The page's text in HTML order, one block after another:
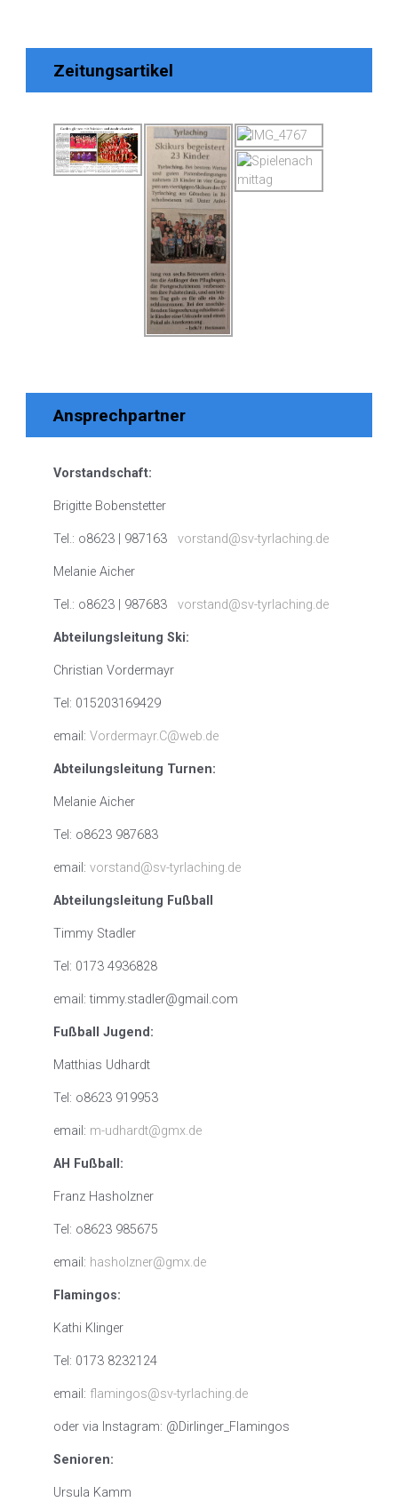
Zeitungsartikel
Ansprechpartner
Vorstandschaft:
Brigitte Bobenstetter
Tel.: o8623 | 987163 vorstand@sv-tyrlaching.de
Melanie Aicher
Tel.: o8623 | 987683 vorstand@sv-tyrlaching.de
Abteilungsleitung Ski:
Christian Vordermayr
Tel: 015203169429
email: Vordermayr.C@web.de
Abteilungsleitung Turnen:
Melanie Aicher
Tel: o8623 987683
email: vorstand@sv-tyrlaching.de
Abteilungsleitung Fußball
Timmy Stadler
Tel: 0173 4936828
email: timmy.stadler@gmail.com
Fußball Jugend:
Matthias Udhardt
Tel: o8623 919953
email: m-udhardt@gmx.de
AH Fußball:
Franz Hasholzner
Tel: o8623 985675
email: hasholzner@gmx.de
Flamingos:
Kathi Klinger
Tel: 0173 8232124
email: flamingos@sv-tyrlaching.de
oder via Instagram: @Dirlinger_Flamingos
Senioren:
Ursula Kamm